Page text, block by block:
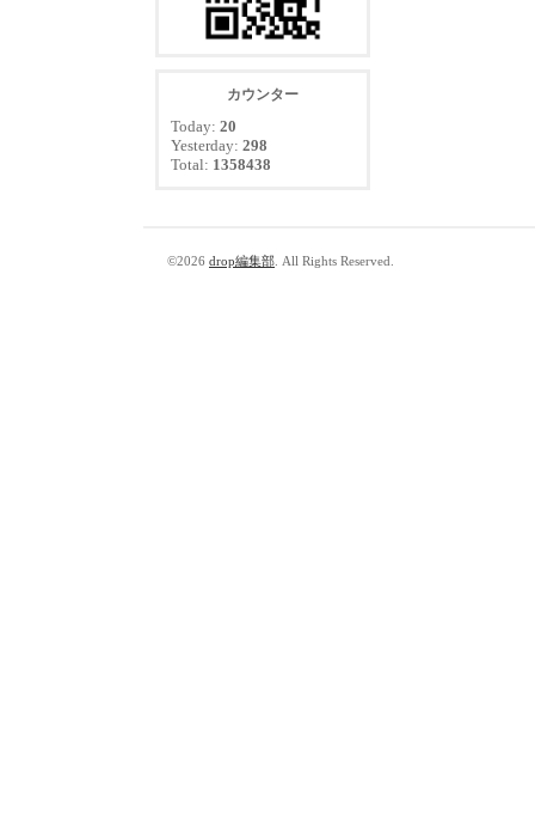
カウンター
Today: 20
Yesterday: 298
Total: 1358438
©2026 drop編集部 . All Rights Reserved.